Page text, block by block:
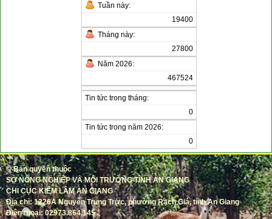
Tuần này:
19400
Tháng này:
27800
Năm 2026:
467524
Tin tức trong tháng:
0
Tin tức trong năm 2026:
0
© Bản quyền thuộc
SỞ NÔNG NGHIỆP VÀ MÔI TRƯỜNG TỈNH AN GIANG
CHI CỤC KIỂM LÂM AN GIANG
Địa chỉ: 1226A Nguyễn Trung Trực, phường Rạch Giá, tỉnh An Giang
Điện thoại: 02973.864.145